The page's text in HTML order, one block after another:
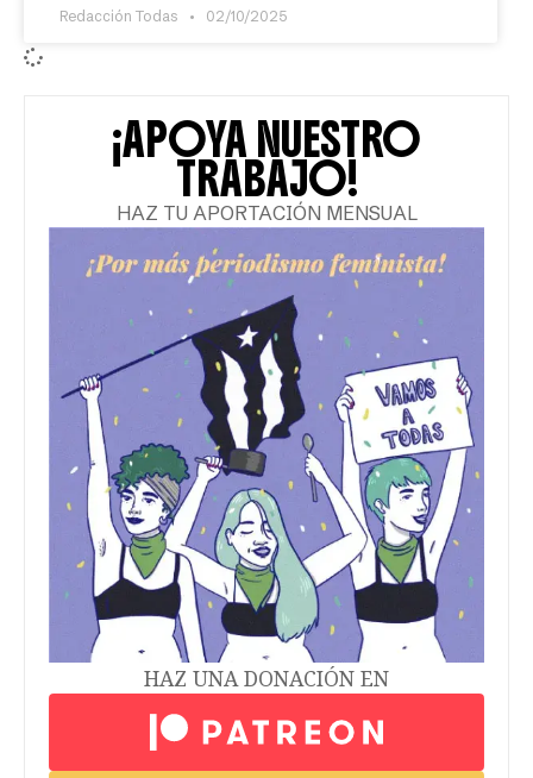
Redacción Todas 02/10/2025
¡APOYA NUESTRO
TRABAJO!
HAZ TU APORTACIÓN MENSUAL
HAZ UNA DONACIÓN EN